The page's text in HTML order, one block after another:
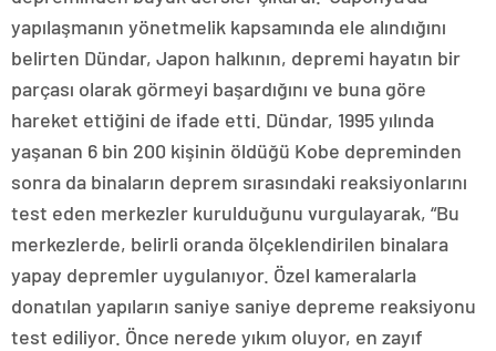
yapılaşmanın yönetmelik kapsamında ele alındığını
belirten Dündar, Japon halkının, depremi hayatın bir
parçası olarak görmeyi başardığını ve buna göre
hareket ettiğini de ifade etti. Dündar, 1995 yılında
yaşanan 6 bin 200 kişinin öldüğü Kobe depreminden
sonra da binaların deprem sırasındaki reaksiyonlarını
test eden merkezler kurulduğunu vurgulayarak, “Bu
merkezlerde, belirli oranda ölçeklendirilen binalara
yapay depremler uygulanıyor. Özel kameralarla
donatılan yapıların saniye saniye depreme reaksiyonu
test ediliyor. Önce nerede yıkım oluyor, en zayıf